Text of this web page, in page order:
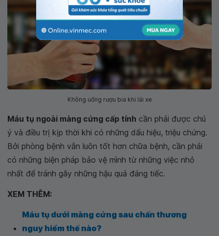
Không uống rượu bia khi lái xe
Máu tụ ngoài màng cứng cấp tính cần phải được chú
ý và điều trị kịp thời khi có những dấu hiệu, triệu chứng.
Bởi phòng bệnh vẫn luôn tốt hơn chữa bệnh, cần phải
có những biện pháp bảo vệ mình từ những việc nhỏ
nhất để tránh gây những hậu quả đáng tiếc.
XEM THÊM:
Máu tụ dưới màng cứng sau chấn thương
nguy hiểm thế nào?